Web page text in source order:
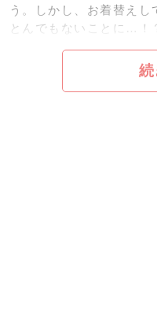
う。しかし、お着替え
とんでもないことに…！
続